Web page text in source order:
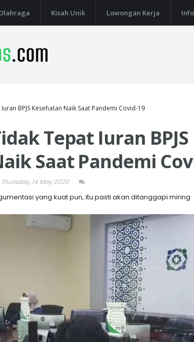
Kisah Unik Lowongan Kerja
BPJS Kesehatan Naik Saat Pandemi Covid-19
Tepat Iuran BPJS
Saat Pandemi
Thursday, 14 May 2020
yang kuat pun, itu pasti akan ditanggapi miring